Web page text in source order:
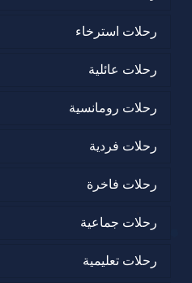
رحلات استرخاء
رحلات عائلية
رحلات رومانسية
رحلات فردية
رحلات فاخرة
رحلات جماعية
رحلات تعليمية